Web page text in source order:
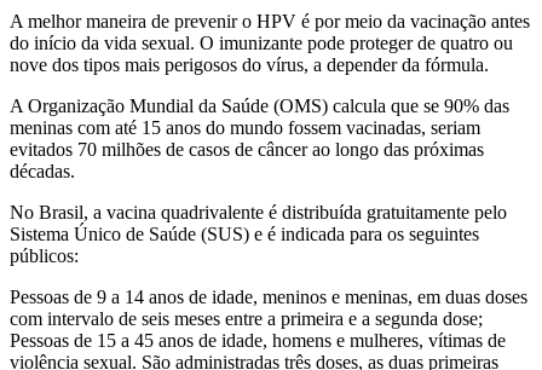
A melhor maneira de prevenir o HPV é por meio da vacinação antes
do início da vida sexual. O imunizante pode proteger de quatro ou
nove dos tipos mais perigosos do vírus, a depender da fórmula.
A Organização Mundial da Saúde (OMS) calcula que se 90% das
meninas com até 15 anos do mundo fossem vacinadas, seriam
evitados 70 milhões de casos de câncer ao longo das próximas
décadas.
No Brasil, a vacina quadrivalente é distribuída gratuitamente pelo
Sistema Único de Saúde (SUS) e é indicada para os seguintes
públicos:
Pessoas de 9 a 14 anos de idade, meninos e meninas, em duas doses
com intervalo de seis meses entre a primeira e a segunda dose;
Pessoas de 15 a 45 anos de idade, homens e mulheres, vítimas de
violência sexual. São administradas três doses, as duas primeiras